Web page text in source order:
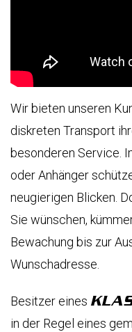
KLASSEN
BRAND
KLASSEN
УКРАИНА
HÄNDLER
FINDEN
ПЕРЕВОЗКИ
VIP
ПЕРЕВОЗКИ
МОБИЛЬНЫЙ
ОФИС
АВТОМОБИЛЕ
Wir bieten unseren
diskreten Transport
besonderen Service.
oder Anhänger
neugierigen Blicken.
Sie wünschen,
Bewachung bis zur
Wunschadresse.
Besitzer eines
in der Regel eines